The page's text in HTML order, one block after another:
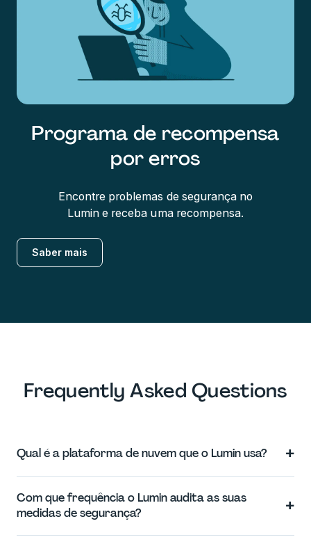
Programa de recompensa
por erros
Encontre problemas de segurança no
Lumin e receba uma recompensa.
Saber mais
Frequently Asked Questions
Qual é a plataforma de nuvem que o Lumin usa? +
Com que frequência o Lumin audita as suas
medidas de segurança?
+